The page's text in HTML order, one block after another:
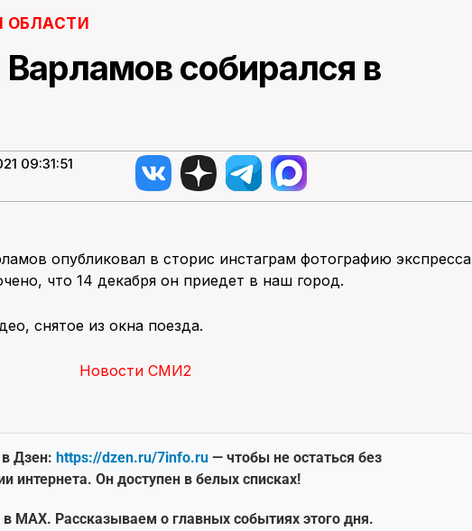
ОБЛАСТИ
собирался в
09:31:51
опубликовал в сторис инстаграм фотографию экспресса
что 14 декабря он приедет в наш город.
снятое из окна поезда.
Новости СМИ2
Дзен: https://dzen.ru/7info.ru — чтобы не остаться без
интернета. Он доступен в белых списках!
в MAX. Рассказываем о главных событиях этого дня.